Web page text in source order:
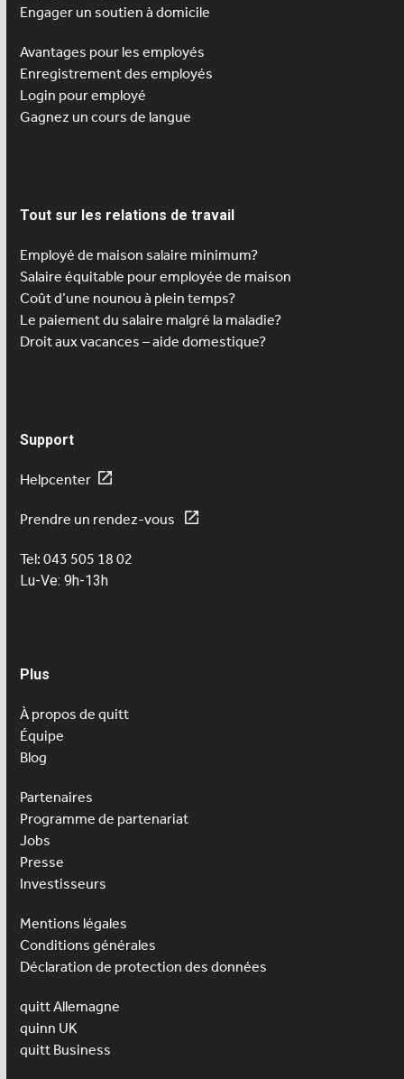
Engager un soutien à domicile
Avantages pour les employés
Enregistrement des employés
Login pour employé
Gagnez un cours de langue
Tout sur les relations de travail
Employé de maison salaire minimum?
Salaire équitable pour employée de maison
Coût d’une nounou à plein temps?
Le paiement du salaire malgré la maladie?
Droit aux vacances – aide domestique?
Support
Helpcenter
Prendre un rendez-vous
Tel: 043 505 18 02
Lu-Ve: 9h-13h
Plus
À propos de quitt
Équipe
Blog
Partenaires
Programme de partenariat
Jobs
Presse
Investisseurs
Mentions légales
Conditions générales
Déclaration de protection des données
quitt Allemagne
quinn UK
quitt Business